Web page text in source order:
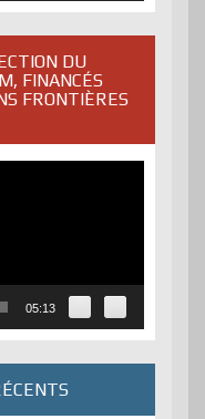
DU
FINANCÉS
FRONTIÈRES
05:13